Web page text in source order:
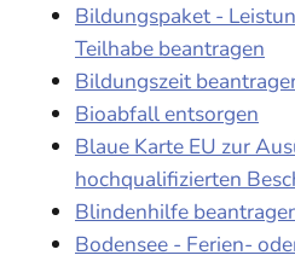
Bildungspaket -
Teilhabe beantragen
Bildungszeit
Bioabfall entsorgen
Blaue Karte EU zur
hochqualifizierten
Blindenhilfe
Bodensee - Ferien-